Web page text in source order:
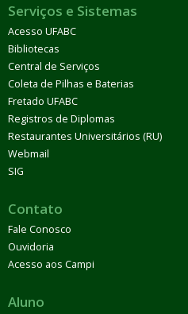
Serviços e Sistemas
Acesso UFABC
Bibliotecas
Central de Serviços
Coleta de Pilhas e Baterias
Fretado UFABC
Registros de Diplomas
Restaurantes Universitários (RU)
Webmail
SIG
Contato
Fale Conosco
Ouvidoria
Acesso aos Campi
Aluno